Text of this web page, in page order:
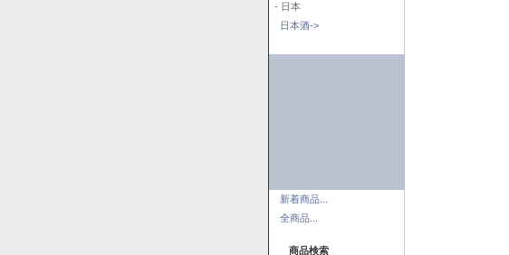
- 日本
日本酒->
新着商品...
全商品...
商品検索